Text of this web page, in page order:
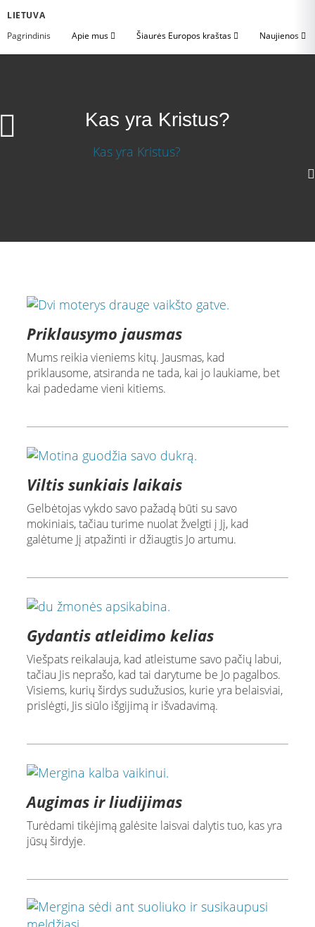
LIETUVA
Pagrindinis
Apie mus Šiaurės Europos kraštas Naujienos
Kas yra Kristus?
Priklausymo jausmas
Mums reikia vieniems kitų. Jausmas, kad
priklausome, atsiranda ne tada, kai jo laukiame, bet
kai padedame vieni kitiems.
Viltis sunkiais laikais
Gelbėtojas vykdo savo pažadą būti su savo
mokiniais, tačiau turime nuolat žvelgti į Jį, kad
galėtume Jį atpažinti ir džiaugtis Jo artumu.
Gydantis atleidimo kelias
Viešpats reikalauja, kad atleistume savo pačių labui,
tačiau Jis neprašo, kad tai darytume be Jo pagalbos.
Visiems, kurių širdys sudužusios, kurie yra belaisviai,
prislėgti, Jis siūlo išgijimą ir išvadavimą.
Augimas ir liudijimas
Turėdami tikėjimą galėsite laisvai dalytis tuo, kas yra
jūsų širdyje.